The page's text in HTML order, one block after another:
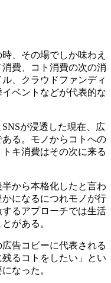
、その場でしか味わえ
費、コト消費の次の消
、クラウドファンディ
ベントなどが代表的な
が浸透した現在、広
る。モノからコトへの
キ消費はその次に来る
から本格化したと言わ
になるにつれモノが行
るアプローチでは生活
がある。
広告コピーに代表される
るコトをしたい」とい
なった。